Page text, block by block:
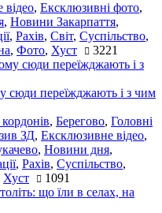
, Ексклюзивні фото,
, Новини Закарпаття,
, Рахів, Світ, Суспільство,
, Фото, Хуст 3221
сюди переїжджають і з чим
, Берегово, Головні
ЗД, Ексклюзивне відео,
, Новини дня,
, Рахів, Суспільство,
Хуст 1091